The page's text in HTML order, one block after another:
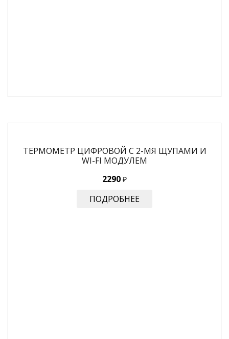
ТЕРМОМЕТР ЦИФРОВОЙ С 2-МЯ ЩУПАМИ И
WI-FI МОДУЛЕМ
2290 ₽
ПОДРОБНЕЕ